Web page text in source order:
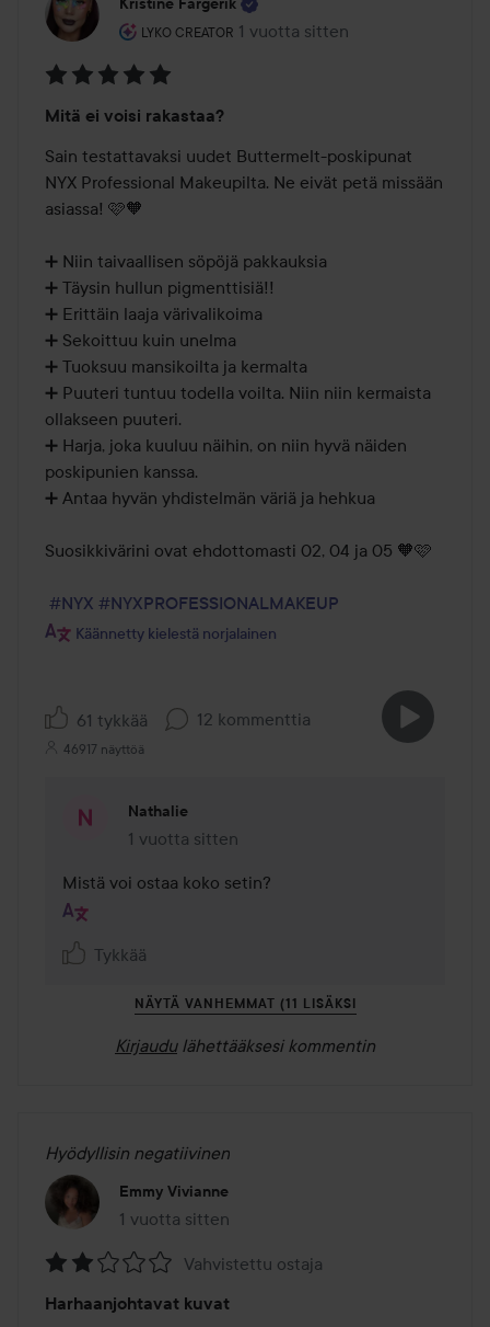
LYKO CREATOR
Käyttäjän rooli: Lyko Creator.
1 vuotta sitten
Viesti luotiin 1 vuotta sitten
5
/
5
Mitä ei voisi rakastaa?
Sain testattavaksi uudet Buttermelt-poskipunat
NYX Professional Makeupilta. Ne eivät petä missään
asiassa! 🩷🧡
➕ Niin taivaallisen söpöjä pakkauksia
➕ Täysin hullun pigmenttisiä!!
➕ Erittäin laaja värivalikoima
➕ Sekoittuu kuin unelma
➕ Tuoksuu mansikoilta ja kermalta
➕ Puuteri tuntuu todella voilta. Niin niin kermaista
ollakseen puuteri.
➕ Harja, joka kuuluu näihin, on niin hyvä näiden
poskipunien kanssa.
➕ Antaa hyvän yhdistelmän väriä ja hehkua
Suosikkivärini ovat ehdottomasti 02, 04 ja 05 🧡🩷
#NYX #NYXPROFESSIONALMAKEUP
Käännetty kielestä norjalainen
61 tykkää 12 kommenttia
46917 näyttöä
Nathalie
1 vuotta sitten
Kommentti lisättiin 1 vuotta sitten
Mistä voi ostaa koko setin?
Tykkää
NÄYTÄ VANHEMMAT (11 LISÄKSI
Kirjaudu lähettääksesi kommentin
Hyödyllisin negatiivinen
Emmy Vivianne
1 vuotta sitten
Viesti luotiin 1 vuotta sitten
2
Vahvistettu ostaja
Harhaanjohtavat kuvat